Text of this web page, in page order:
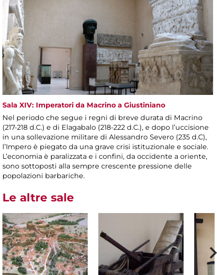
Sala XIV: Imperatori da Macrino a Giustiniano
Nel periodo che segue i regni di breve durata di Macrino
(217-218 d.C.) e di Elagabalo (218-222 d.C.), e dopo l’uccisione
in una sollevazione militare di Alessandro Severo (235 d.C),
l’Impero è piegato da una grave crisi istituzionale e sociale.
L’economia è paralizzata e i confini, da occidente a oriente,
sono sottoposti alla sempre crescente pressione delle
popolazioni barbariche.
Le altre sale